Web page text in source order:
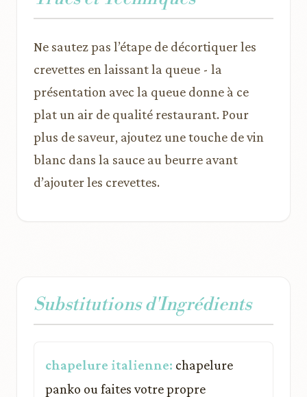
Ne sautez pas l’étape de décortiquer les
crevettes en laissant la queue - la
présentation avec la queue donne à ce
plat un air de qualité restaurant. Pour
plus de saveur, ajoutez une touche de vin
blanc dans la sauce au beurre avant
d’ajouter les crevettes.
Substitutions d'Ingrédients
chapelure italienne: chapelure
panko ou faites votre propre